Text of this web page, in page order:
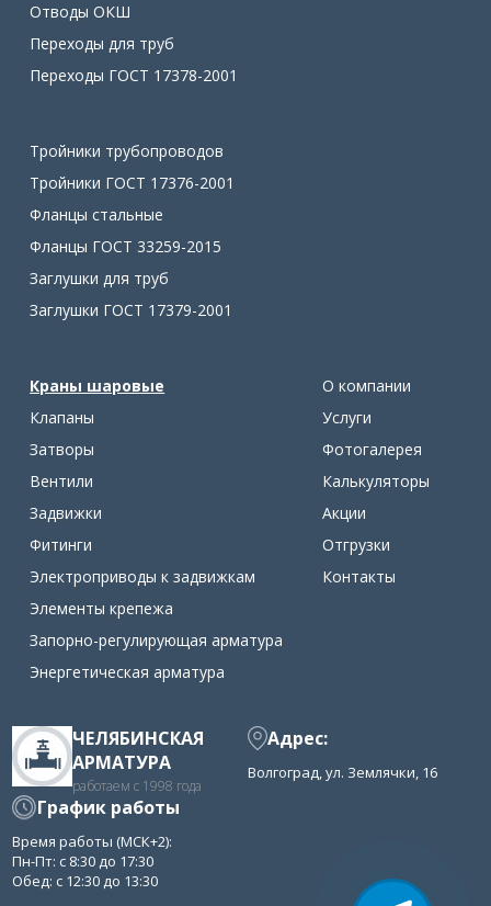
Отводы ОКШ
Переходы для труб
Переходы ГОСТ 17378-2001
Тройники трубопроводов
Тройники ГОСТ 17376-2001
Фланцы стальные
Фланцы ГОСТ 33259-2015
Заглушки для труб
Заглушки ГОСТ 17379-2001
Краны шаровые
Клапаны
Затворы
Вентили
Задвижки
Фитинги
Электроприводы к задвижкам
Элементы крепежа
Запорно-регулирующая арматура
Энергетическая арматура
О компании
Услуги
Фотогалерея
Калькуляторы
Акции
Отгрузки
Контакты
ЧЕЛЯБИНСКАЯ
АРМАТУРА
работаем с 1998 года
Адрес:
Волгоград, ул. Землячки, 16
График работы
Время работы (МСК+2):
Пн-Пт: с 8:30 до 17:30
Обед: с 12:30 до 13:30